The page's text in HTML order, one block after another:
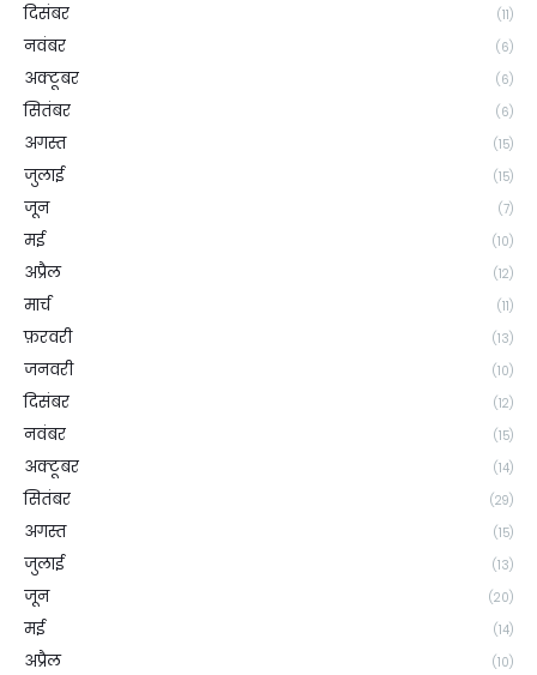
दिसंबर (11)
नवंबर (6)
अक्टूबर (6)
सितंबर (6)
अगस्त (15)
जुलाई (15)
जून (7)
मई (10)
अप्रैल (12)
मार्च (11)
फ़रवरी (13)
जनवरी (10)
दिसंबर (12)
नवंबर (15)
अक्टूबर (14)
सितंबर (29)
अगस्त (15)
जुलाई (13)
जून (20)
मई (14)
अप्रैल (10)